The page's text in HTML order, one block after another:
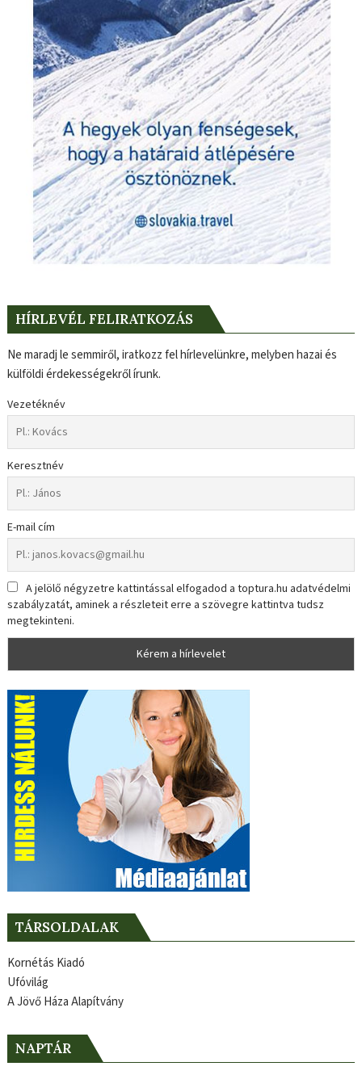
HÍRLEVÉL FELIRATKOZÁS
Ne maradj le semmiről, iratkozz fel hírlevelünkre, melyben hazai és
külföldi érdekességekről írunk.
Vezetéknév
Keresztnév
E-mail cím
A jelölő négyzetre kattintással elfogadod a toptura.hu adatvédelmi
szabályzatát, aminek a részleteit erre a szövegre kattintva tudsz
megtekinteni.
TÁRSOLDALAK
Kornétás Kiadó
Ufóvilág
A Jövő Háza Alapítvány
NAPTÁR